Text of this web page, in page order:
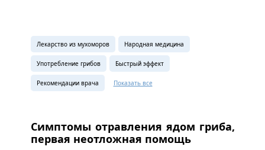
Лекарство из мухоморов Народная медицина
Употребление грибов Быстрый эффект
Рекомендации врача Показать все
Симптомы отравления ядом гриба,
первая неотложная помощь